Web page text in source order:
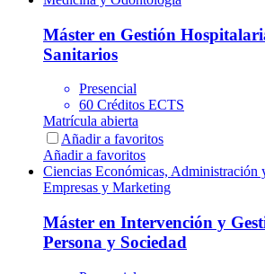
Máster en Gestión
Sanitarios
Presencial
60 Créditos ECTS
Matrícula abierta
Añadir a favoritos
Añadir a favoritos
Ciencias Económicas, Administración
Empresas y Marketing
Máster en Intervención y
Persona y Sociedad